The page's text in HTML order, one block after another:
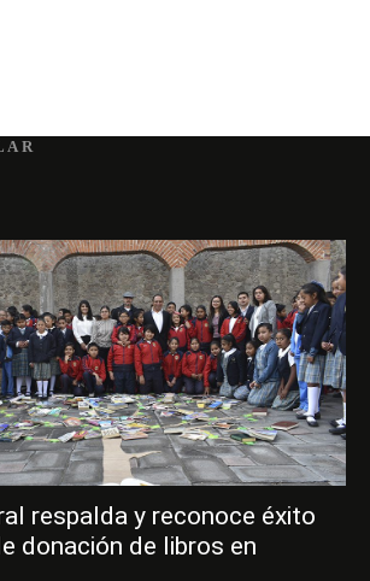
respalda y reconoce éxito
donación de libros en